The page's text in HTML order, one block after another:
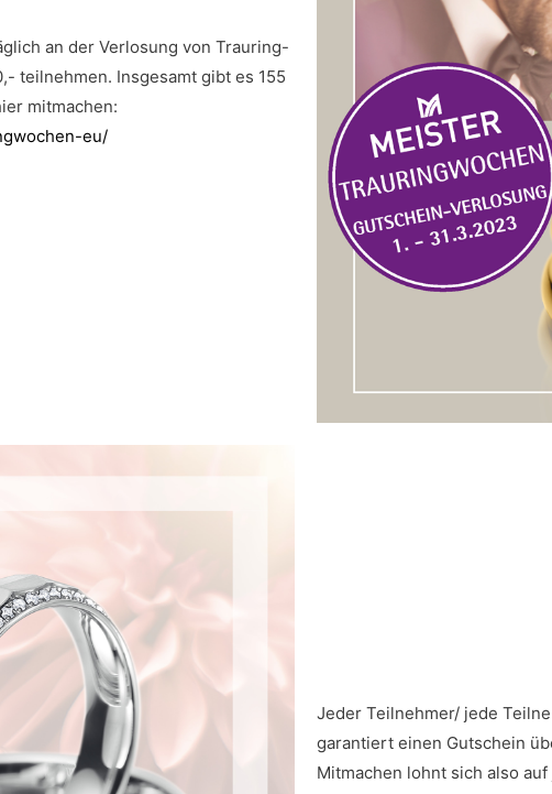
an der Verlosung von Trauring-
teilnehmen. Insgesamt gibt es 155
mitmachen:
eu/
Jeder Teilnehmer/ jede
garantiert einen Gutschein
Mitmachen lohnt sich also